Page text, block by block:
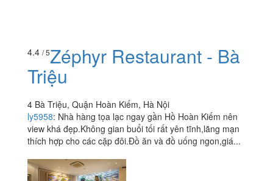
4.4 / 5Zéphyr Restaurant - Bà
Triệu
4 Bà Triệu, Quận Hoàn Kiếm, Hà Nội
ly5958: Nhà hàng tọa lạc ngay gần Hồ Hoàn Kiếm nên
view khá đẹp.Không gian buổi tối rất yên tĩnh,lãng mạn
thích hợp cho các cặp đôi.Đồ ăn và đồ uống ngon,giá...